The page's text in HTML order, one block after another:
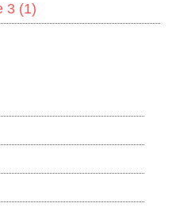
3 (1)